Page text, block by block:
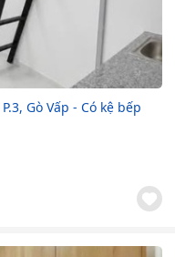
Gò Vấp - Có kệ bếp